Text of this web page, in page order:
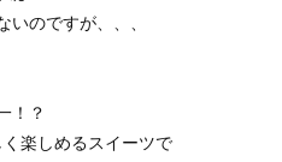
いのですが、、、
！？
楽しめるスイーツで